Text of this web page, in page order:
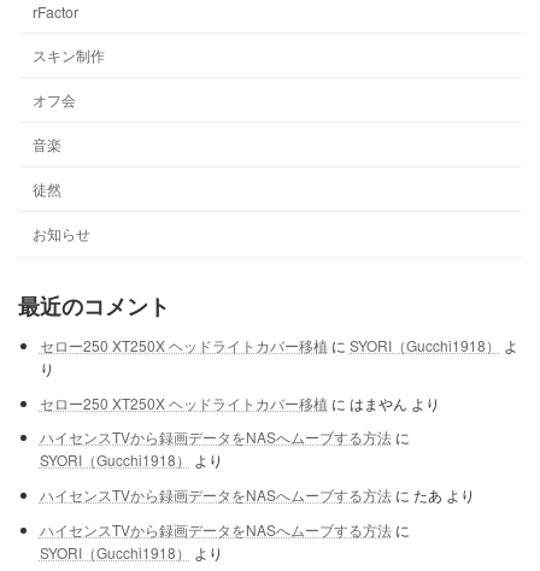
rFactor
スキン制作
オフ会
音楽
徒然
お知らせ
最近のコメント
セロー250 XT250X ヘッドライトカバー移植 に SYORI（Gucchi1918）
よ
り
セロー250 XT250X ヘッドライトカバー移植 に はまやん より
ハイセンスTVから録画データをNASへムーブする方法に
SYORI（Gucchi1918）
より
ハイセンスTVから録画データをNASへムーブする方法に たあ より
ハイセンスTVから録画データをNASへムーブする方法に
SYORI（Gucchi1918）
より